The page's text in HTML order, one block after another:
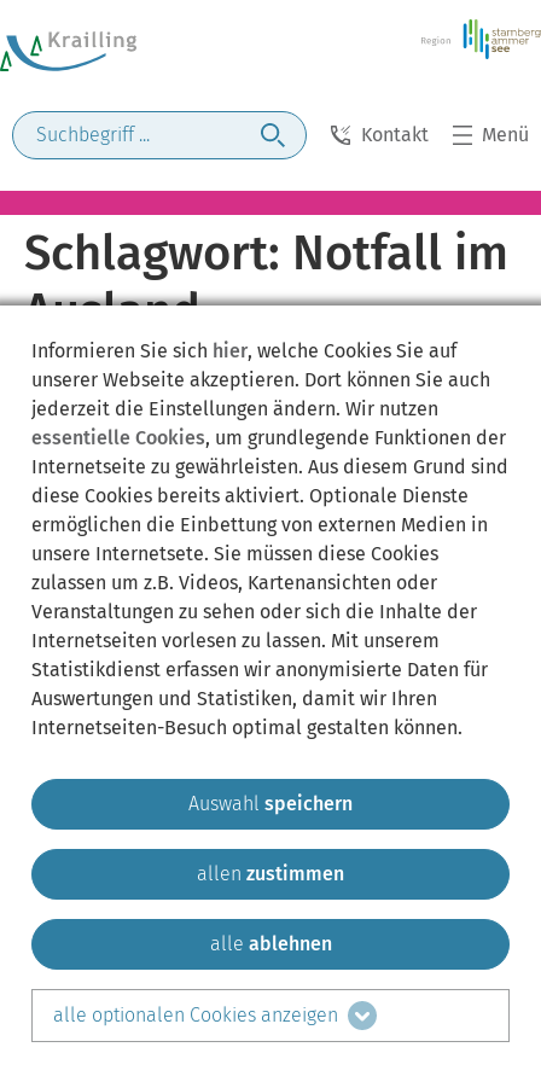
Kontakt Menü
Schlagwort: Notfall im
Ausland
Gemeinde Krailling Impressum
Sitemap
Kontakt
teilen auf:
LinkedIn
Informieren Sie sich hier, welche Cookies Sie auf
unserer Webseite akzeptieren. Dort können Sie auch
jederzeit die Einstellungen ändern. Wir nutzen
essentielle Cookies, um grundlegende Funktionen der
Internetseite zu gewährleisten. Aus diesem Grund sind
diese Cookies bereits aktiviert. Optionale Dienste
ermöglichen die Einbettung von externen Medien in
unsere Internetsete. Sie müssen diese Cookies
zulassen um z.B. Videos, Kartenansichten oder
Veranstaltungen zu sehen oder sich die Inhalte der
Internetseiten vorlesen zu lassen. Mit unserem
Statistikdienst erfassen wir anonymisierte Daten für
Auswertungen und Statistiken, damit wir Ihren
Internetseiten-Besuch optimal gestalten können.
Auswahl speichern
allen zustimmen
alle ablehnen
alle optionalen Cookies anzeigen